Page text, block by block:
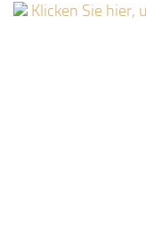
Klicken Sie hier,